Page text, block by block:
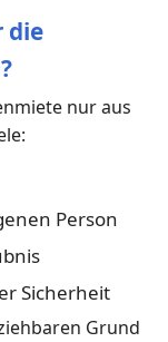
die
nur aus
Person
Sicherheit
Grund